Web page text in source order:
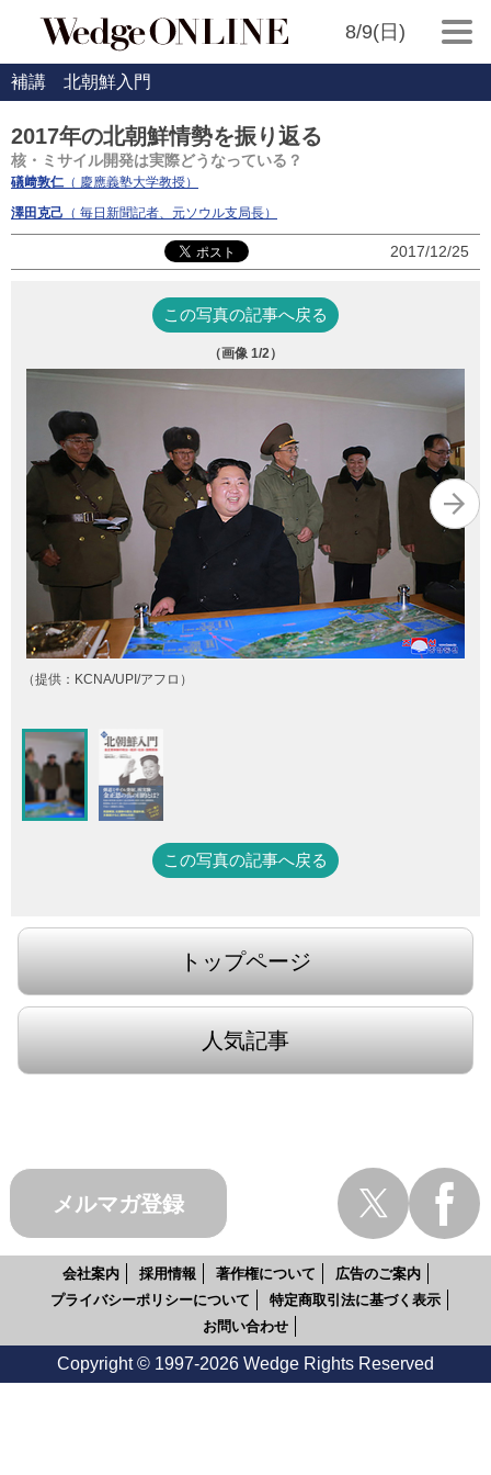
8/9(日)
補講 北朝鮮入門
2017年の北朝鮮情勢を振り返る
核・ミサイル開発は実際どうなっている？
礒﨑敦仁 （ 慶應義塾大学教授）
澤田克己 （ 毎日新聞記者、元ソウル支局長）
2017/12/25
この写真の記事へ戻る
（画像 1/2）
（提供：KCNA/UPI/アフロ）
この写真の記事へ戻る
トップページ
人気記事
メルマガ登録
会社案内 採用情報 著作権について
広告のご案内
プライバシーポリシーについて
特定商取引法に基づく表示
お問い合わせ
Copyright © 1997-2026 Wedge Rights Reserved